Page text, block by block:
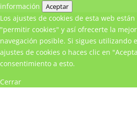
información
Aceptar
Los ajustes de cookies de esta web
"permitir cookies" y así ofrecerte la
navegación posible. Si sigues utilizando
ajustes de cookies o haces clic en
consentimiento a esto.
Cerrar